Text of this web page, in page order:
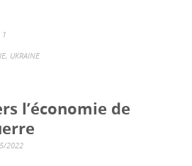
1
, UKRAINE
l’économie de
2022